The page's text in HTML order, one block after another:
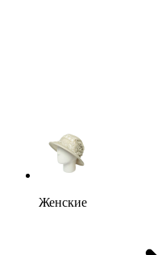
Женские